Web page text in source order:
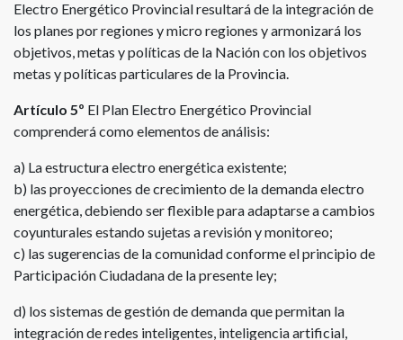
Electro Energético Provincial resultará de la integración de
los planes por regiones y micro regiones y armonizará los
objetivos, metas y políticas de la Nación con los objetivos
metas y políticas particulares de la Provincia.
Artículo 5º El Plan Electro Energético Provincial
comprenderá como elementos de análisis:
a) La estructura electro energética existente;
b) las proyecciones de crecimiento de la demanda electro
energética, debiendo ser flexible para adaptarse a cambios
coyunturales estando sujetas a revisión y monitoreo;
c) las sugerencias de la comunidad conforme el principio de
Participación Ciudadana de la presente ley;
d) los sistemas de gestión de demanda que permitan la
integración de redes inteligentes, inteligencia artificial,